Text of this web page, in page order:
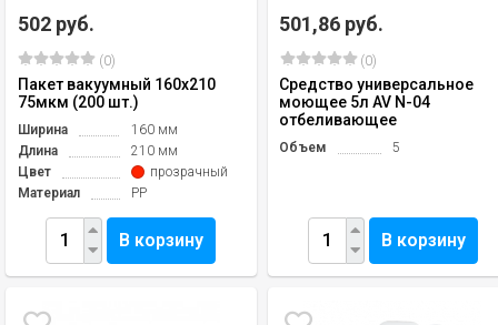
502 руб.
(0)
Пакет вакуумный 160х210
75мкм (200 шт.)
Ширина
160 мм
Длина
210 мм
Цвет
прозрачный
Материал
PP
В корзину
501,86 руб.
(0)
Средство универсальное
моющее 5л AV N-04
отбеливающее
Объем 5
В корзину